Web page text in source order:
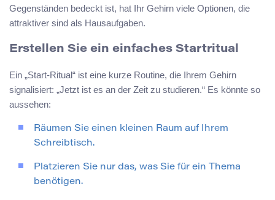
Gegenständen bedeckt ist, hat Ihr Gehirn viele Optionen, die
attraktiver sind als Hausaufgaben.
Erstellen Sie ein einfaches Startritual
Ein „Start-Ritual“ ist eine kurze Routine, die Ihrem Gehirn
signalisiert: „Jetzt ist es an der Zeit zu studieren.“ Es könnte so
aussehen:
Räumen Sie einen kleinen Raum auf Ihrem
Schreibtisch.
Platzieren Sie nur das, was Sie für ein Thema
benötigen.